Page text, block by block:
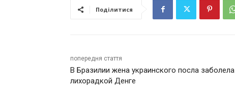
Поділитися
попередня стаття
В Бразилии жена украинского посла заболела
лихорадкой Денге